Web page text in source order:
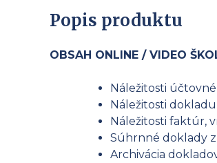
Popis produktu
OBSAH ONLINE / VIDEO
Náležitosti
Náležitosti
Náležitosti faktúr,
Súhrnné doklady
Archivácia